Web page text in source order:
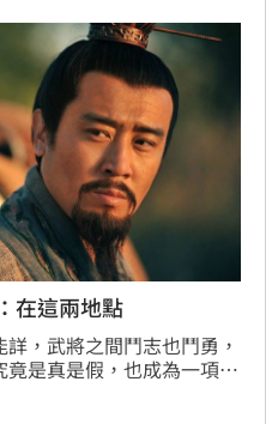
他特地派遣一個數千人的
只挖到趙佗曾孫趙嬰齊的
的地點，至今無人知曉。
在這兩地點
，武將之間鬥志也鬥勇，
是真是假，也成為一項討
個地點被點名。